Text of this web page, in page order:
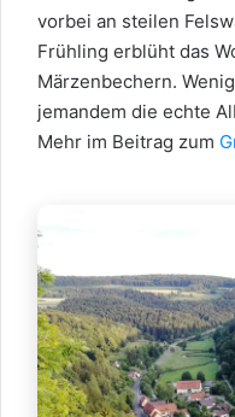
vorbei an steilen
Frühling erblüht das
Märzenbechern.
jemandem die echte
Mehr im Beitrag zum